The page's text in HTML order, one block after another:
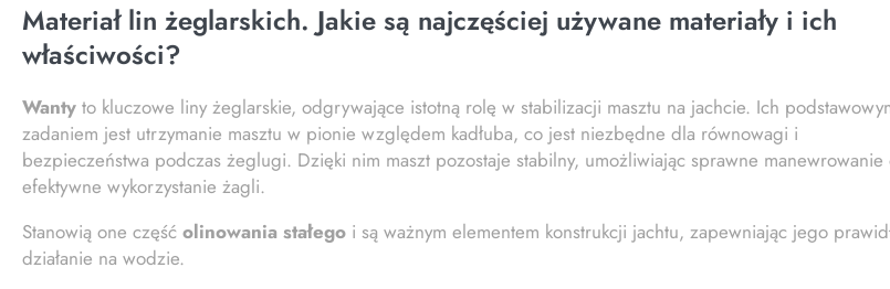
Materiał lin żeglarskich. Jakie są najczęściej używane materiały i ich
właściwości?
Wanty to kluczowe liny żeglarskie, odgrywające istotną rolę w stabilizacji masztu na jachcie. Ich
zadaniem jest utrzymanie masztu w pionie względem kadłuba, co jest niezbędne dla równowagi i
bezpieczeństwa podczas żeglugi. Dzięki nim maszt pozostaje stabilny, umożliwiając sprawne manewrowanie
efektywne wykorzystanie żagli.
Stanowią one część olinowania stałego i są ważnym elementem konstrukcji jachtu, zapewniając jego
działanie na wodzie.